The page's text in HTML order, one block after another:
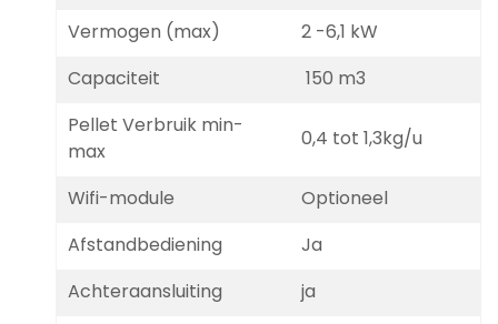
Vermogen (max)
2 -6,1 kW
Capaciteit
150 m3
Pellet Verbruik min-
max
0,4 tot 1,3kg/u
Wifi-module
Optioneel
Afstandbediening
Ja
Achteraansluiting
ja